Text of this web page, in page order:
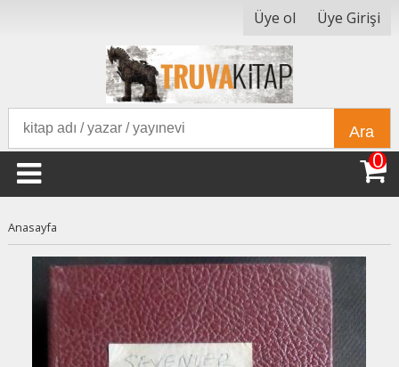
Üye ol Üye Girişi
Ara
0
Anasayfa